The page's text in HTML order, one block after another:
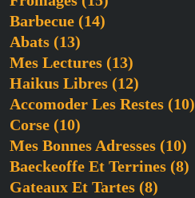
Barbecue (14)
Abats (13)
Mes Lectures (13)
Haikus Libres (12)
Accomoder Les Restes (10)
Corse (10)
Mes Bonnes Adresses (10)
Baeckeoffe Et Terrines (8)
Gateaux Et Tartes (8)